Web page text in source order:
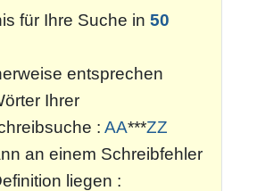
für Ihre Suche in 50
entsprechen
Ihrer
: AA***ZZ
an einem Schreibfehler
liegen :